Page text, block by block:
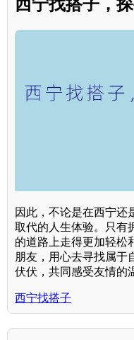
西宁找搭子，
因此，不论是在西宁还
取代的人生体验。只有
的道路上走得更加轻松
朋友，用心去寻找属于
伏伏，共同感受友情的
西宁找搭子